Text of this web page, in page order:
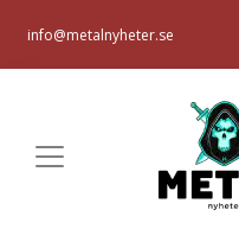
info@metalnyheter.se